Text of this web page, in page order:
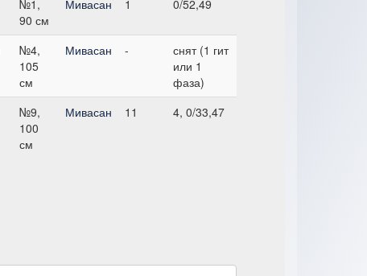
№1,
90 см
Мивасан 1 0/52,49
№4,
105
см
Мивасан -
снят (1 гит
или 1
фаза)
№9,
100
см
Мивасан 11 4, 0/33,47